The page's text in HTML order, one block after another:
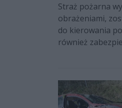
Straż pożarna
obrażeniami,
do kierowania
również